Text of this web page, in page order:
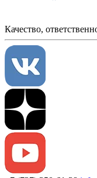
Качество,